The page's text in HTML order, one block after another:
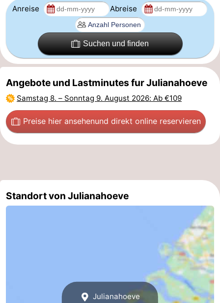
Anreise Abreise
Suchen und finden
Angebote und Lastminutes fur Julianahoeve
Samstag 8. – Sonntag 9. August 2026: Ab €109
Preise hier ansehenund direkt online reservieren
Standort von Julianahoeve
Julianahoeve